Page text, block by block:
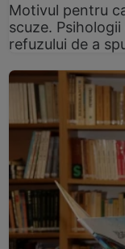
Motivul pentru
scuze.
refuzului de a